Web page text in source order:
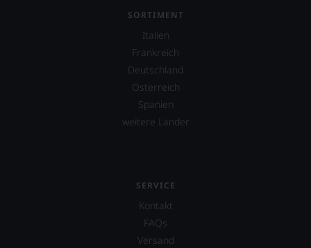
SORTIMENT
Italien
Frankreich
Deutschland
Österreich
Spanien
weitere Länder
SERVICE
Kontakt
FAQs
Versand